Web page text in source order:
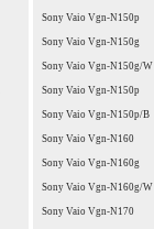
Sony Vaio Vgn-N150p
Sony Vaio Vgn-N150g
Sony Vaio Vgn-N150g/W
Sony Vaio Vgn-N150p
Sony Vaio Vgn-N150p/B
Sony Vaio Vgn-N160
Sony Vaio Vgn-N160g
Sony Vaio Vgn-N160g/W
Sony Vaio Vgn-N170